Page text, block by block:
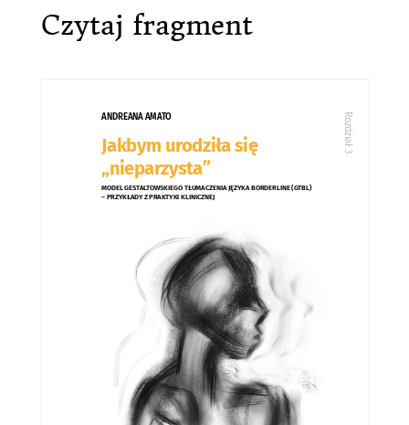
Czytaj fragment